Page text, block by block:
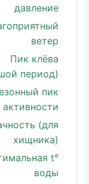
давление
ветер
Пик клёва
период)
пик
активности
(для
хищника)
t°
воды